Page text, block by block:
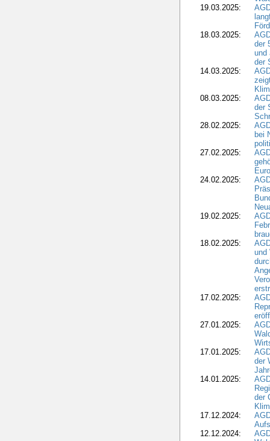
19.03.2025:
18.03.2025:
der
und
der
14.03.2025:
08.03.2025:
der
28.02.2025:
bei
27.02.2025:
24.02.2025:
19.02.2025:
18.02.2025:
und
17.02.2025:
27.01.2025:
17.01.2025:
der
14.01.2025:
der
17.12.2024:
12.12.2024: